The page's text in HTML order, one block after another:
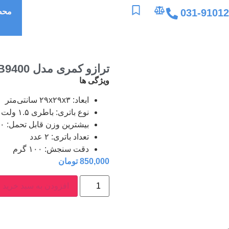
031-
ترازو کمری مدل EB9400
ویژگی ها
ابعاد: ۲۹x۲۹x۳ سانتی‌متر
نوع باتری: باطری ۱.۵ ولت نیم قلمی (AAA)
بیشترین وزن قابل تحمل: ۱۸۰
تعداد باتری: ۲ عدد
دقت سنجش: ۱۰۰ گرم
850,000 تومان
افزودن به سبد خرید